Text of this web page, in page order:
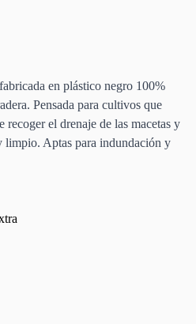
en plástico negro 100%
Pensada para cultivos que
recoger el drenaje de las macetas y
limpio. Aptas para indundación y